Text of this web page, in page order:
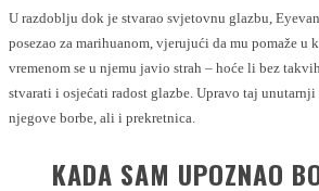
U razdoblju dok je stvarao svjetovnu glazbu,
posezao za marihuanom, vjerujući da mu pomaže u
vremenom se u njemu javio strah – hoće li bez
stvarati i osjećati radost glazbe. Upravo taj
njegove borbe, ali i prekretnica.
KADA SAM UPOZNAO